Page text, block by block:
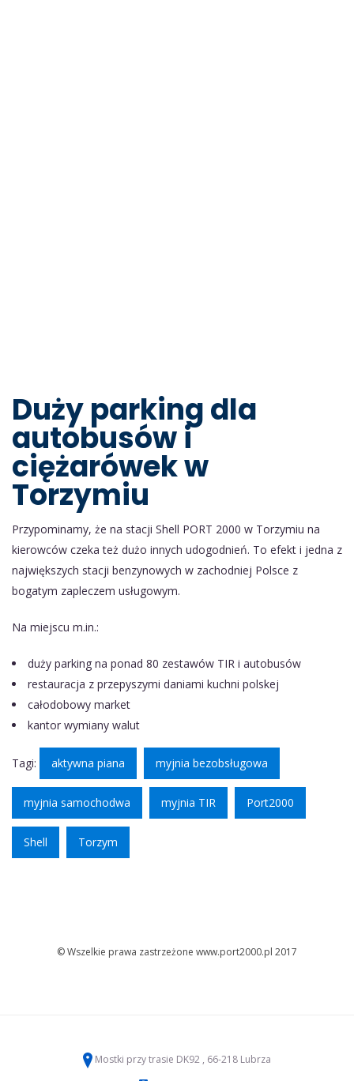
Duży parking dla
autobusów i
ciężarówek w
Torzymiu
Przypominamy, że na stacji Shell PORT 2000 w Torzymiu na
kierowców czeka też dużo innych udogodnień. To efekt i jedna z
największych stacji benzynowych w zachodniej Polsce z
bogatym zapleczem usługowym.
Na miejscu m.in.:
duży parking na ponad 80 zestawów TIR i autobusów
restauracja z przepyszymi daniami kuchni polskej
całodobowy market
kantor wymiany walut
Tagi: aktywna piana myjnia bezobsługowa
myjnia samochodwa myjnia TIR Port2000
Shell Torzym
© Wszelkie prawa zastrzeżone www.port2000.pl 2017
Mostki przy trasie DK92 , 66-218 Lubrza